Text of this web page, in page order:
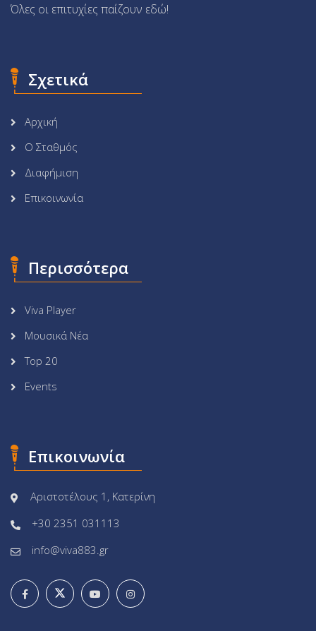
Όλες οι επιτυχίες παίζουν εδώ!
Σχετικά
Αρχική
Ο Σταθμός
Διαφήμιση
Επικοινωνία
Περισσότερα
Viva Player
Μουσικά Νέα
Top 20
Events
Επικοινωνία
Αριστοτέλους 1, Κατερίνη
+30 2351 031113
info@viva883.gr